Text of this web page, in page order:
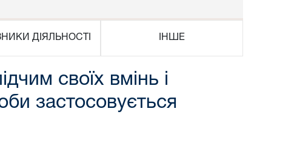
ДІЯЛЬНОСТІ ІНШЕ
своїх вмінь і
застосовується